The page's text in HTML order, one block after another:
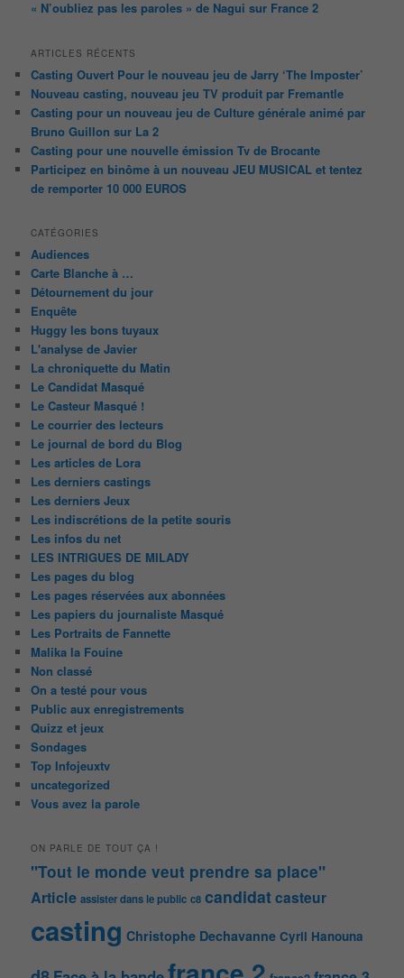
« N’oubliez pas les paroles » de Nagui sur France 2
ARTICLES RÉCENTS
Casting Ouvert Pour le nouveau jeu de Jarry ‘The Imposter’
Nouveau casting, nouveau jeu TV produit par Fremantle
Casting pour un nouveau jeu de Culture générale animé par
Bruno Guillon sur La 2
Casting pour une nouvelle émission Tv de Brocante
Participez en binôme à un nouveau JEU MUSICAL et tentez
de remporter 10 000 EUROS
CATÉGORIES
Audiences
Carte Blanche à …
Détournement du jour
Enquête
Huggy les bons tuyaux
L'analyse de Javier
La chroniquette du Matin
Le Candidat Masqué
Le Casteur Masqué !
Le courrier des lecteurs
Le journal de bord du Blog
Les articles de Lora
Les derniers castings
Les derniers Jeux
Les indiscrétions de la petite souris
Les infos du net
LES INTRIGUES DE MILADY
Les pages du blog
Les pages réservées aux abonnées
Les papiers du journaliste Masqué
Les Portraits de Fannette
Malika la Fouine
Non classé
On a testé pour vous
Public aux enregistrements
Quizz et jeux
Sondages
Top Infojeuxtv
uncategorized
Vous avez la parole
ON PARLE DE TOUT ÇA !
"Tout le monde veut prendre sa place"
Article assister dans le public c8 candidatcasteur
casting Christophe Dechavanne Cyril Hanouna